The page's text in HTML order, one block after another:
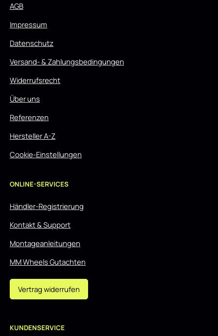
AGB
Impressum
Datenschutz
Versand- & Zahlungsbedingungen
Widerrufsrecht
Über uns
Referenzen
Hersteller A-Z
Cookie-Einstellungen
ONLINE-SERVICES
Händler-Registrierung
Kontakt & Support
Montageanleitungen
MM Wheels Gutachten
Vertrag widerrufen
KUNDENSERVICE